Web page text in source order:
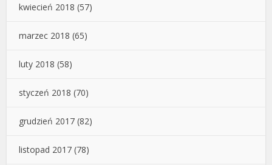
kwiecień 2018 (57)
marzec 2018 (65)
luty 2018 (58)
styczeń 2018 (70)
grudzień 2017 (82)
listopad 2017 (78)